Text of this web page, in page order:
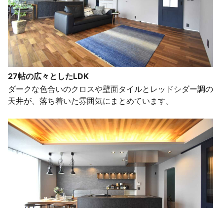
27帖の広々としたLDK
ダークな色合いのクロスや壁面タイルとレッドシダー調の
天井が、落ち着いた雰囲気にまとめています。